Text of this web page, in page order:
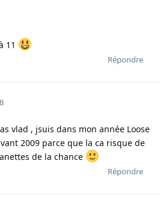
11
Répondre
vlad , jsuis dans mon année Loose
2009 parce que la ca risque de
de la chance
Répondre